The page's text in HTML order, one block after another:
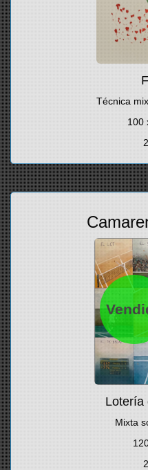
Técnica
100
Lotería
Mixta